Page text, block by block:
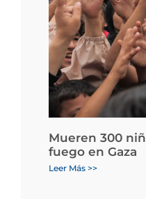
Mueren 300
fuego en Gaza
Leer Más >>